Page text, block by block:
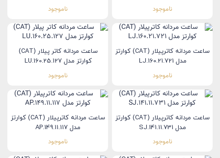
ناموجود ناموجود
ساعت مردانه کاترپیلار (CAT) کوارتز
مدل LJ.160.21.721
ناموجود
ساعت مردانه کاتر پیلار (CAT)
کوارتز مدل LU.160.25.127
ناموجود
ساعت مردانه کاترپیلار (CAT) کوارتز
مدل SJ.141.11.731
ناموجود
ساعت مردانه کاترپیلار (CAT) کوارتز
مدل AP.149.11.117
ناموجود